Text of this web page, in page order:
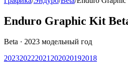
Enduro Graphic Kit
Beta · 2023 модельный год
202320222021 202020192018